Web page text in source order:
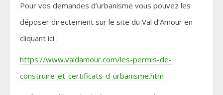
Pour vos demandes d’urbanisme vous pouvez les
déposer directement sur le site du Val d’Amour en
cliquant ici :
https://www.valdamour.com/les-permis-de-
construire-et-certificats-d-urbanisme.htm